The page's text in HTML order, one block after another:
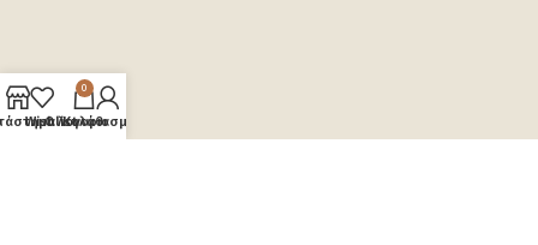
Wishlist
0
Καλάθι
Ο λογαριασμός μου